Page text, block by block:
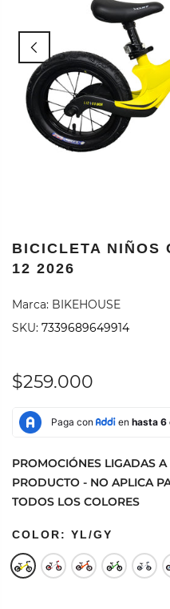
BICICLETA NIÑOS
12 2026
Marca: BIKEHOUSE
SKU: 7339689649914
$259.000
PROMOCIÓNES LIGADAS
PRODUCTO - NO APLICA
TODOS LOS COLORES
COLOR: YL/GY